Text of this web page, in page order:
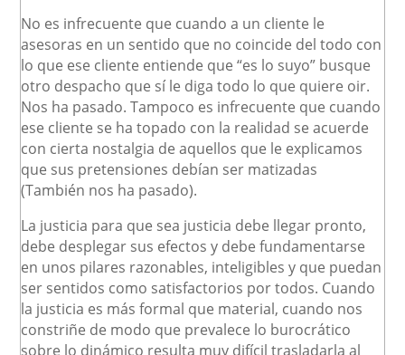
No es infrecuente que cuando a un cliente le
asesoras en un sentido que no coincide del todo con
lo que ese cliente entiende que “es lo suyo” busque
otro despacho que sí le diga todo lo que quiere oir.
Nos ha pasado. Tampoco es infrecuente que cuando
ese cliente se ha topado con la realidad se acuerde
con cierta nostalgia de aquellos que le explicamos
que sus pretensiones debían ser matizadas
(También nos ha pasado).
La justicia para que sea justicia debe llegar pronto,
debe desplegar sus efectos y debe fundamentarse
en unos pilares razonables, inteligibles y que puedan
ser sentidos como satisfactorios por todos. Cuando
la justicia es más formal que material, cuando nos
constriñe de modo que prevalece lo burocrático
sobre lo dinámico resulta muy difícil trasladarla al